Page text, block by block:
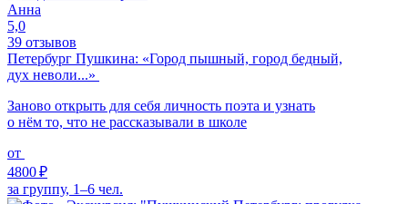
Анна
5,0
39 отзывов
Петербург Пушкина: «Город пышный, город бедный,
дух неволи...»
Заново открыть для себя личность поэта и узнать
о нём то, что не рассказывали в школе
от
4800 ₽
за группу, 1–6 чел.